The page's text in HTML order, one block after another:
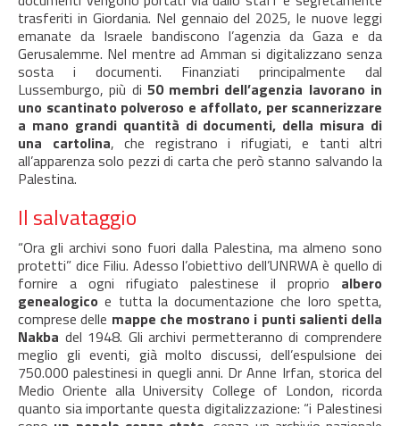
trasferiti in Giordania. Nel gennaio del 2025, le nuove leggi
emanate da Israele bandiscono l’agenzia da Gaza e da
Gerusalemme. Nel mentre ad Amman si digitalizzano senza
sosta i documenti. Finanziati principalmente dal
Lussemburgo, più di 50 membri dell’agenzia lavorano in
uno scantinato polveroso e affollato, per scannerizzare
a mano grandi quantità di documenti, della misura di
una cartolina, che registrano i rifugiati, e tanti altri
all’apparenza solo pezzi di carta che però stanno salvando la
Palestina.
Il salvataggio
“Ora gli archivi sono fuori dalla Palestina, ma almeno sono
protetti” dice Filiu. Adesso l’obiettivo dell’UNRWA è quello di
fornire a ogni rifugiato palestinese il proprio albero
genealogico e tutta la documentazione che loro spetta,
comprese delle mappe che mostrano i punti salienti della
Nakba del 1948. Gli archivi permetteranno di comprendere
meglio gli eventi, già molto discussi, dell’espulsione dei
750.000 palestinesi in quegli anni. Dr Anne Irfan, storica del
Medio Oriente alla University College of London, ricorda
quanto sia importante questa digitalizzazione: “i Palestinesi